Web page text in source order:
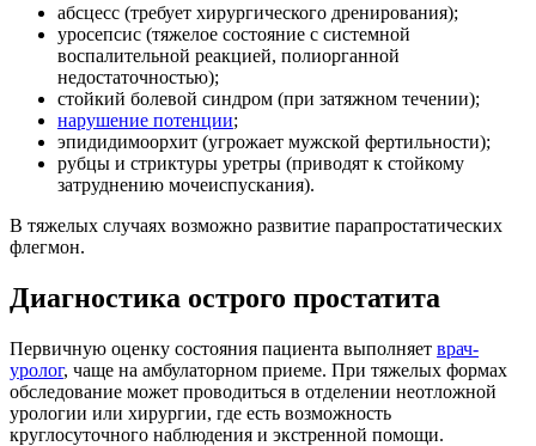
абсцесс (требует хирургического дренирования);
уросепсис (тяжелое состояние с системной
воспалительной реакцией, полиорганной
недостаточностью);
стойкий болевой синдром (при затяжном течении);
нарушение потенции;
эпидидимоорхит (угрожает мужской фертильности);
рубцы и стриктуры уретры (приводят к стойкому
затруднению мочеиспускания).
В тяжелых случаях возможно развитие парапростатических
флегмон.
Диагностика острого простатита
Первичную оценку состояния пациента выполняет врач-
уролог, чаще на амбулаторном приеме. При тяжелых формах
обследование может проводиться в отделении неотложной
урологии или хирургии, где есть возможность
круглосуточного наблюдения и экстренной помощи.